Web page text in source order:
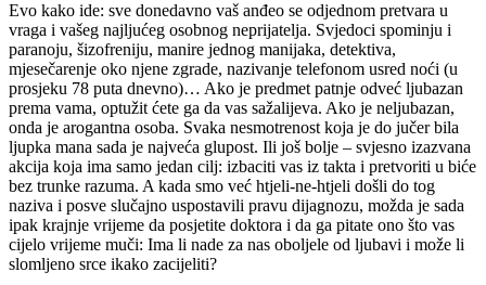
Evo kako ide: sve donedavno vaš anđeo se odjednom pretvara u
vraga i vašeg najljućeg osobnog neprijatelja. Svjedoci spominju i
paranoju, šizofreniju, manire jednog manijaka, detektiva,
mjesečarenje oko njene zgrade, nazivanje telefonom usred noći (u
prosjeku 78 puta dnevno)… Ako je predmet patnje odveć ljubazan
prema vama, optužit ćete ga da vas sažalijeva. Ako je neljubazan,
onda je arogantna osoba. Svaka nesmotrenost koja je do jučer bila
ljupka mana sada je najveća glupost. Ili još bolje – svjesno izazvana
akcija koja ima samo jedan cilj: izbaciti vas iz takta i pretvoriti u biće
bez trunke razuma. A kada smo već htjeli-ne-htjeli došli do tog
naziva i posve slučajno uspostavili pravu dijagnozu, možda je sada
ipak krajnje vrijeme da posjetite doktora i da ga pitate ono što vas
cijelo vrijeme muči: Ima li nade za nas oboljele od ljubavi i može li
slomljeno srce ikako zacijeliti?